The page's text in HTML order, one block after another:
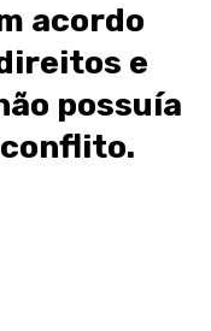
acordo
e
possuía